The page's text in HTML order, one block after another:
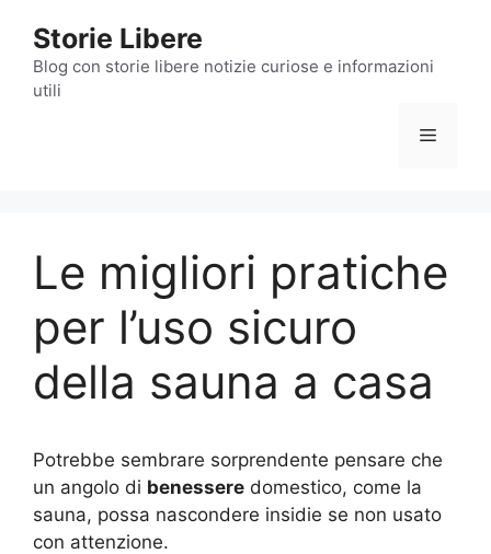
contenuto
Storie Libere
Blog con storie libere notizie curiose e informazioni
utili
Menu
Le migliori pratiche
per l’uso sicuro
della sauna a casa
Potrebbe sembrare sorprendente pensare che
un angolo di benessere domestico, come la
sauna, possa nascondere insidie se non usato
con attenzione.